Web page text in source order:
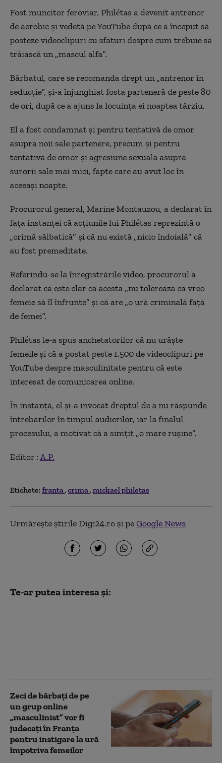
Fost muncitor feroviar, Philétas a devenit antrenor
de aerobic şi vedetă pe YouTube după ce a început să
posteze videoclipuri cu sfaturi despre cum trebuie să
trăiască un „mascul alfa”.
Bărbatul, care se recomanda drept un „antrenor în
seducţie”, şi-a înjunghiat fosta parteneră de peste 80
de ori, după ce a ajuns la locuinţa ei noaptea târziu.
El a fost condamnat și pentru tentativă de omor
asupra noii sale partenere, precum şi pentru
tentativă de omor şi agresiune sexuală asupra
surorii sale mai mici, fapte care au avut loc în
aceeaşi noapte.
Procurorul general, Marine Montauzou, a declarat în
faţa instanţei că acţiunile lui Philétas reprezintă o
„crimă sălbatică” şi că nu există „nicio îndoială” că
au fost premeditate.
Referindu-se la înregistrările video, procurorul a
declarat că este clar că acesta „nu tolerează ca vreo
femeie să îl înfrunte” şi că are „o ură criminală faţă
de femei”.
Philétas le-a spus anchetatorilor că nu urăște
femeile și că a postat peste 1.500 de videoclipuri pe
YouTube despre masculinitate pentru că este
interesat de comunicarea online.
În instanţă, el şi-a invocat dreptul de a nu răspunde
întrebărilor în timpul audierilor, iar la finalul
procesului, a motivat că a simţit „o mare ruşine”.
Editor :A.P.
Etichete: franta crima mickael philetas
Urmărește știrile Digi24.ro și peGoogle News
Te-ar putea interesa și:
Zeci de bărbați de pe
un grup online
„masculinist” vor fi
judecați în Franța
pentru instigare la ură
împotriva femeilor